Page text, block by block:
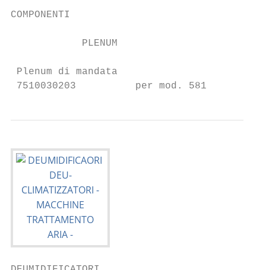
COMPONENTI
            PLENUM
Plenum di mandata
7510030203          per mod. 581